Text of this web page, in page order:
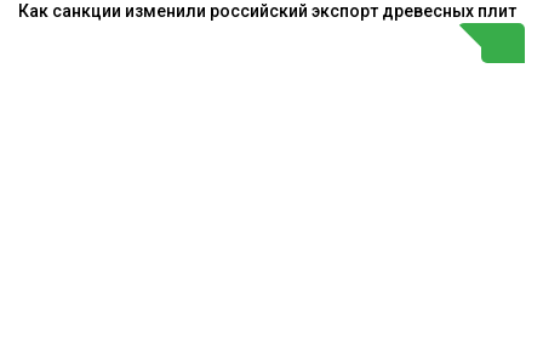
Как санкции изменили российский экспорт древесных плит